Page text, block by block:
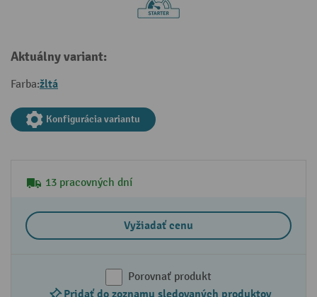
Aktuálny variant:
Farba:žltá
Konfigurácia variantu
13 pracovných dní
Vyžiadať cenu
Porovnať produkt
Pridať do zoznamu sledovaných produktov